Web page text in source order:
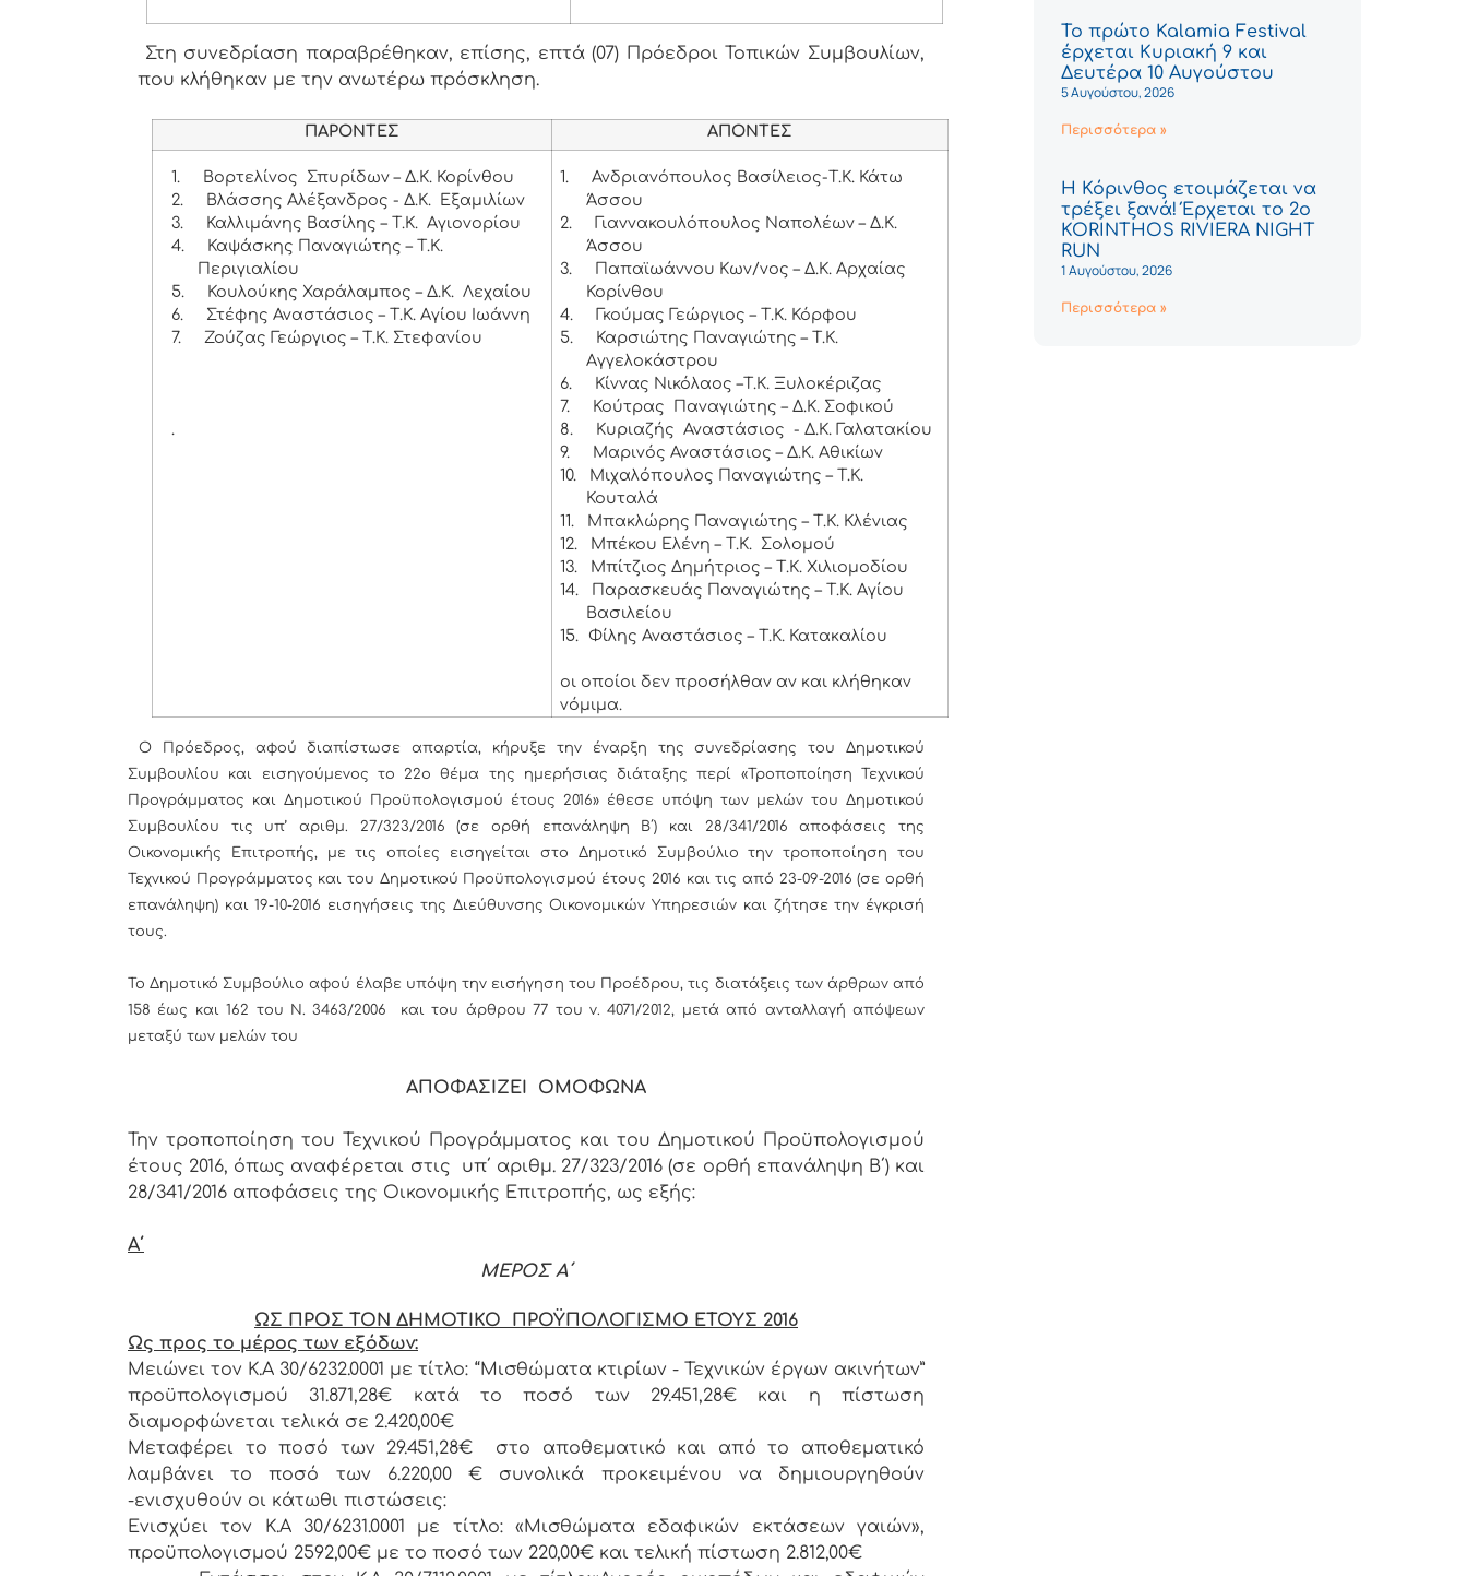
Στη συνεδρίαση παραβρέθηκαν, επίσης, επτά (07) Πρόεδροι Τοπικών Συμβουλίων,
που κλήθηκαν με την ανωτέρω πρόσκληση.
ΠΑΡΟΝΤΕΣ ΑΠΟΝΤΕΣ
1.
Βορτελίνος Σπυρίδων – Δ.Κ. Κορίνθου
2.
Βλάσσης Αλέξανδρος - Δ.Κ. Εξαμιλίων
3.
Καλλιμάνης Βασίλης – Τ.Κ. Αγιονορίου
4.
Καψάσκης Παναγιώτης – Τ.Κ.
Περιγιαλίου
5.
Κουλούκης Χαράλαμπος – Δ.Κ. Λεχαίου
6.
Στέφης Αναστάσιος – Τ.Κ. Αγίου Ιωάννη
7.
Ζούζας Γεώργιος – Τ.Κ. Στεφανίου
.
1.
Ανδριανόπουλος Βασίλειος-Τ.Κ. Κάτω
Άσσου
2.
Γιαννακουλόπουλος Ναπολέων – Δ.Κ.
Άσσου
3.
Παπαϊωάννου Κων/νος – Δ.Κ. Αρχαίας
Κορίνθου
4.
Γκούμας Γεώργιος – Τ.Κ. Κόρφου
5.
Καρσιώτης Παναγιώτης – Τ.Κ.
Αγγελοκάστρου
6.
Κίννας Νικόλαος –Τ.Κ. Ξυλοκέριζας
7.
Κούτρας Παναγιώτης – Δ.Κ. Σοφικού
8.
Κυριαζής Αναστάσιος - Δ.Κ. Γαλατακίου
9.
Μαρινός Αναστάσιος – Δ.Κ. Αθικίων
10.
Μιχαλόπουλος Παναγιώτης – Τ.Κ.
Κουταλά
11.
Μπακλώρης Παναγιώτης – Τ.Κ. Κλένιας
12.
Μπέκου Ελένη – Τ.Κ. Σολομού
13.
Μπίτζιος Δημήτριος – Τ.Κ. Χιλιομοδίου
14.
Παρασκευάς Παναγιώτης – Τ.Κ. Αγίου
Βασιλείου
15. Φίλης Αναστάσιος – Τ.Κ. Κατακαλίου
οι οποίοι δεν προσήλθαν αν και κλήθηκαν
νόμιμα.
Ο Πρόεδρος, αφού διαπίστωσε απαρτία, κήρυξε την έναρξη της συνεδρίασης του Δημοτικού
Συμβουλίου και εισηγούμενος το 22ο θέμα της ημερήσιας διάταξης περί «Τροποποίηση Τεχνικού
Προγράμματος και Δημοτικού Προϋπολογισμού έτους 2016» έθεσε υπόψη των μελών του Δημοτικού
Συμβουλίου τις υπ’ αριθμ. 27/323/2016 (σε ορθή επανάληψη Β΄) και 28/341/2016 αποφάσεις της
Οικονομικής Επιτροπής, με τις οποίες εισηγείται στο Δημοτικό Συμβούλιο την τροποποίηση του
Τεχνικού Προγράμματος και του Δημοτικού Προϋπολογισμού έτους 2016 και τις από 23-09-2016 (σε ορθή
επανάληψη) και 19-10-2016 εισηγήσεις της Διεύθυνσης Οικονομικών Υπηρεσιών και ζήτησε την έγκρισή
τους.
Το Δημοτικό Συμβούλιο αφού έλαβε υπόψη την εισήγηση του Προέδρου, τις διατάξεις των άρθρων από
158 έως και 162 του Ν. 3463/2006 και του άρθρου 77 του ν. 4071/2012, μετά από ανταλλαγή απόψεων
μεταξύ των μελών του
ΑΠΟΦΑΣΙΖΕΙ ΟΜΟΦΩΝΑ
Την τροποποίηση του Τεχνικού Προγράμματος και του Δημοτικού Προϋπολογισμού
έτους 2016, όπως αναφέρεται στις υπ΄ αριθμ. 27/323/2016 (σε ορθή επανάληψη Β΄) και
28/341/2016 αποφάσεις της Οικονομικής Επιτροπής, ως εξής:
Α΄
ΜΕΡΟΣ Α΄
ΩΣ ΠΡΟΣ ΤΟΝ ΔΗΜΟΤΙΚΟ ΠΡΟΫΠΟΛΟΓΙΣΜΟ ΕΤΟΥΣ 2016
Ως προς το μέρος των εξόδων:
Μειώνει τον Κ.Α 30/6232.0001 με τίτλο: “Μισθώματα κτιρίων - Τεχνικών έργων ακινήτων”
προϋπολογισμού 31.871,28€ κατά το ποσό των 29.451,28€ και η πίστωση
διαμορφώνεται τελικά σε 2.420,00€
Μεταφέρει το ποσό των 29.451,28€ στο αποθεματικό και από το αποθεματικό
λαμβάνει το ποσό των 6.220,00 € συνολικά προκειμένου να δημιουργηθούν
-ενισχυθούν οι κάτωθι πιστώσεις:
Ενισχύει τον Κ.Α 30/6231.0001 με τίτλο: «Μισθώματα εδαφικών εκτάσεων γαιών»,
προϋπολογισμού 2592,00€ με το ποσό των 220,00€ και τελική πίστωση 2.812,00€
Το πρώτο Kalamia Festival
έρχεται Κυριακή 9 και
Δευτέρα 10 Αυγούστου
5 Αυγούστου, 2026
Περισσότερα »
Η Κόρινθος ετοιμάζεται να
τρέξει ξανά! Έρχεται το 2ο
KORINTHOS RIVIERA NIGHT
RUN
1 Αυγούστου, 2026
Περισσότερα »